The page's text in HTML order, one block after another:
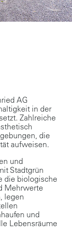
AG
in der
Zahlreiche
die
aufweisen.
und
Stadtgrün
die biologische
Mehrwerte
legen
und
Lebensräume